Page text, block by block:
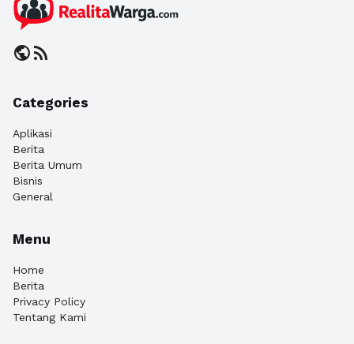
publicrss_feed
Categories
Aplikasi
Berita
Berita Umum
Bisnis
General
Menu
Home
Berita
Privacy Policy
Tentang Kami